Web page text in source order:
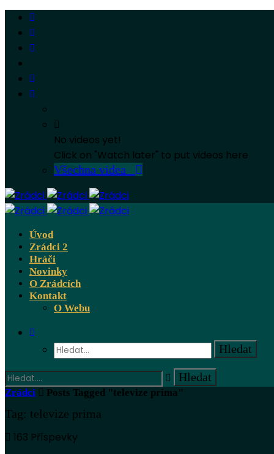
No videos yet!
Click on "Watch later" to put videos here
Všechna videa
Úvod
Zrádci 2
Hráči
Novinky
O Zrádcích
Kontakt
O Webu
Zrádci Posts Tagged "televize prima"
Tag: televize prima
163 Příspevky